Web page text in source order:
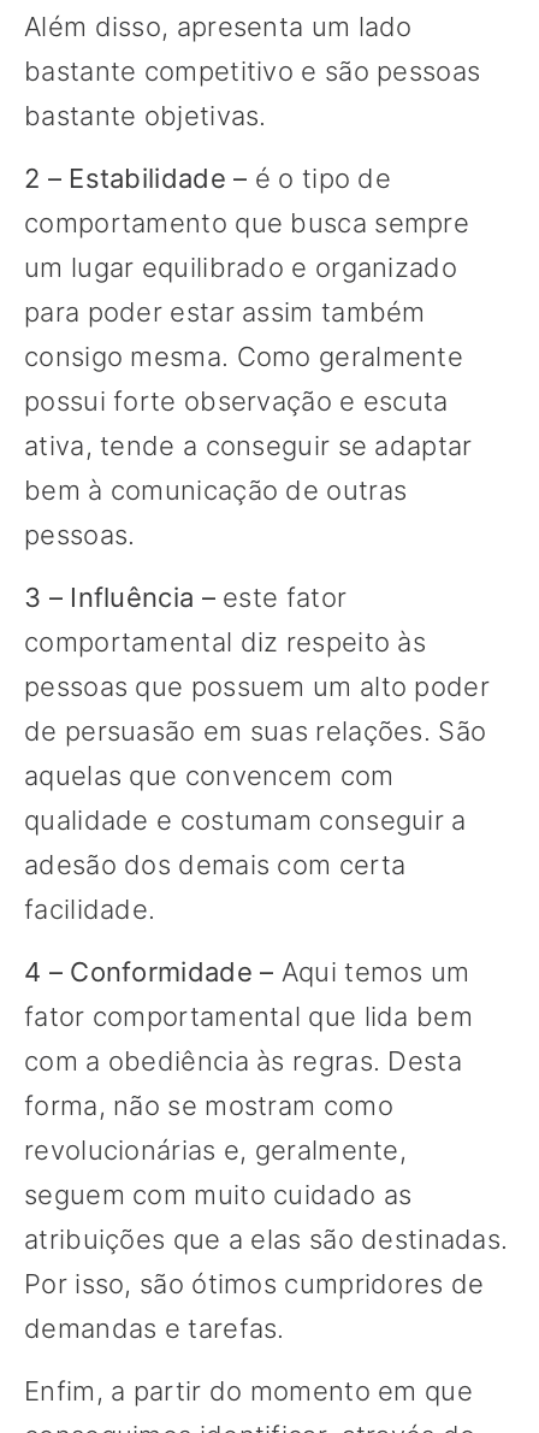
Além disso, apresenta um lado
bastante competitivo e são pessoas
bastante objetivas.
2 – Estabilidade – é o tipo de
comportamento que busca sempre
um lugar equilibrado e organizado
para poder estar assim também
consigo mesma. Como geralmente
possui forte observação e escuta
ativa, tende a conseguir se adaptar
bem à comunicação de outras
pessoas.
3 – Influência –este fator
comportamental diz respeito às
pessoas que possuem um alto poder
de persuasão em suas relações. São
aquelas que convencem com
qualidade e costumam conseguir a
adesão dos demais com certa
facilidade.
4 – Conformidade – Aqui temos um
fator comportamental que lida bem
com a obediência às regras. Desta
forma, não se mostram como
revolucionárias e, geralmente,
seguem com muito cuidado as
atribuições que a elas são destinadas.
Por isso, são ótimos cumpridores de
demandas e tarefas.
Enfim, a partir do momento em que